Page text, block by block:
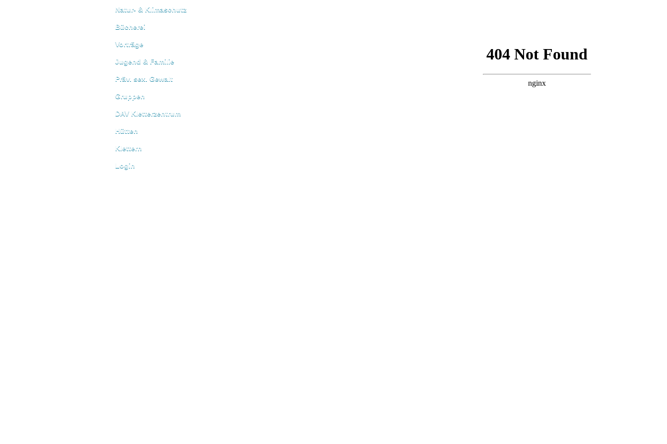
Natur- & Klimaschutz
Bücherei
Vorträge
Jugend & Familie
Präv. sex. Gewalt
Gruppen
DAV Kletterzentrum
Hütten
Klettern
Login